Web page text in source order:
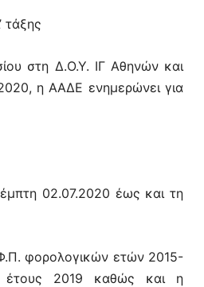
τάξης
στη Δ.Ο.Υ. ΙΓ Αθηνών και
η ΑΑΔΕ ενημερώνει για
02.07.2020 έως και τη
φορολογικών ετών 2015-
έτους 2019 καθώς και η